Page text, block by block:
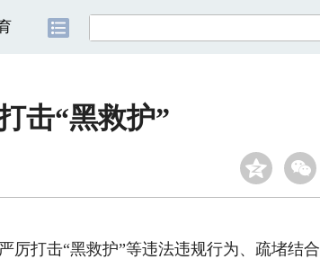
击“黑救护”
打击“黑救护”等违法违规行为、疏堵结合